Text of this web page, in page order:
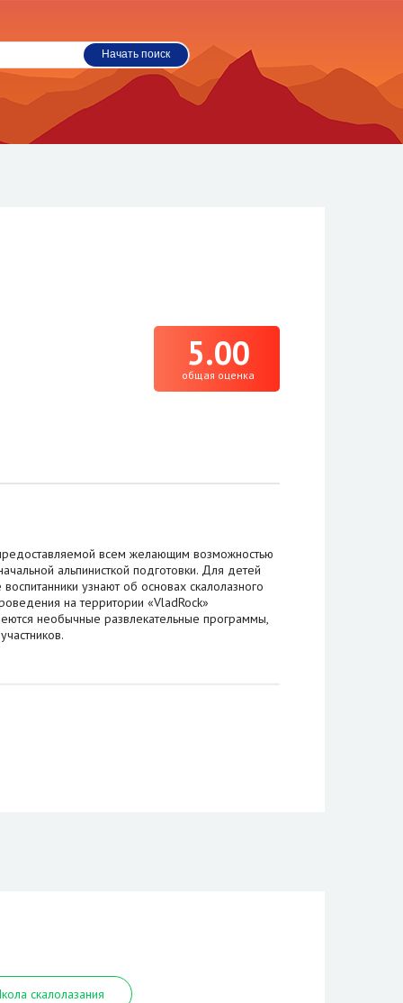
5.00
общая оценка
всем желающим возможностью
альпинисткой подготовки. Для детей
узнают об основах скалолазного
на территории «VladRock»
необычные развлекательные программы,
скалолазания